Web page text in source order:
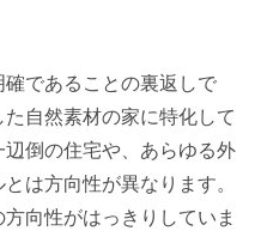
であることの裏返しで
自然素材の家に特化して
倒の住宅や、あらゆる外
は方向性が異なります。
向性がはっきりしていま